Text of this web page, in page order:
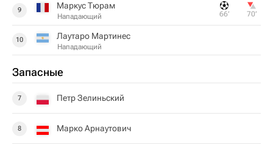
9 Маркус Тюрам
Нападающий 66‎’‎ 70‎’‎
10 Лаутаро Мартинес
Нападающий
Запасные
7 Петр Зелиньский
8 Марко Арнаутович